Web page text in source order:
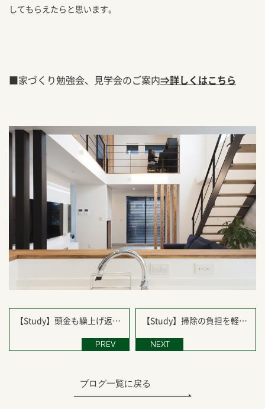
してもらえたらと思います。
■家づくり勉強会、見学会のご案内⇒詳しくはこちら
【Study】頭金も繰上げ返済
PREV
【Study】掃除の負担を軽減
NEXT
ブログ一覧に戻る